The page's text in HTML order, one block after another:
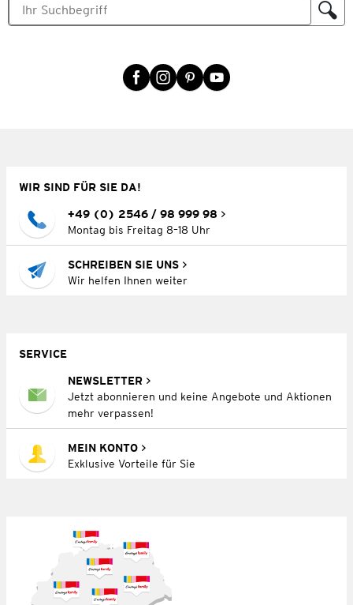
WIR SIND FÜR SIE DA!
+49 (0) 2546 / 98 999 98
Montag bis Freitag 8–18 Uhr
SCHREIBEN SIE UNS
Wir helfen Ihnen weiter
SERVICE
NEWSLETTER
Jetzt abonnieren und keine Angebote und Aktionen
mehr verpassen!
MEIN KONTO
Exklusive Vorteile für Sie